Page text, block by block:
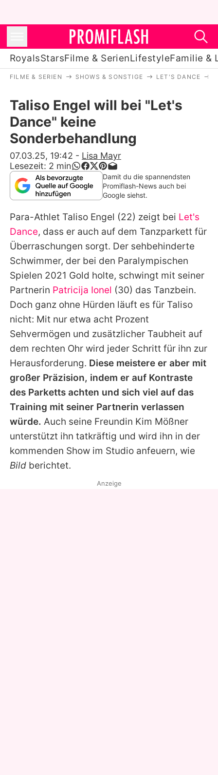
RoyalsStarsFilme & SerienLifestyleFamilie &
Stars
Filme & Serien
Lifestyle
Familie & Liebe
Promiflash Exklusiv
Alle Themen auf Promiflash
Jobs
App runterladen
Team
Redaktionelle Richtlinien
Impressum
Datenschutzerklärung
Nutzungsbedingungen
Utiq verwalten
FILME & SERIEN SHOWS & SONSTIGE LET'S DANCE
Taliso Engel will bei "Let's
Dance" keine
Sonderbehandlung
07.03.25, 19:42 - Lisa Mayr
Lesezeit: 2 min
Damit du die spannendsten
Promiflash-News auch bei
Google siehst.
Para-Athlet Taliso Engel (22) zeigt bei Let's
Dance, dass er auch auf dem Tanzparkett für
Überraschungen sorgt. Der sehbehinderte
Schwimmer, der bei den Paralympischen
Spielen 2021 Gold holte, schwingt mit seiner
Partnerin Patricija Ionel (30) das Tanzbein.
Doch ganz ohne Hürden läuft es für Taliso
nicht: Mit nur etwa acht Prozent
Sehvermögen und zusätzlicher Taubheit auf
dem rechten Ohr wird jeder Schritt für ihn zur
Herausforderung. Diese meistere er aber mit
großer Präzision, indem er auf Kontraste
des Parketts achten und sich viel auf das
Training mit seiner Partnerin verlassen
würde. Auch seine Freundin Kim Mößner
unterstützt ihn tatkräftig und wird ihn in der
kommenden Show im Studio anfeuern, wie
Bild berichtet.
Anzeige